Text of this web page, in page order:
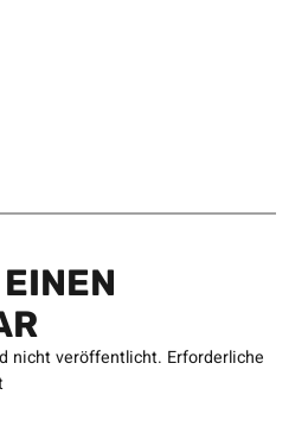
nicht veröffentlicht. Erforderliche